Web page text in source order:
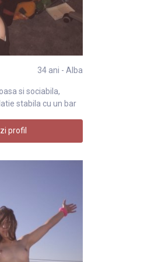
34 ani - Alba
si sociabila,
stabila cu un bar
profil